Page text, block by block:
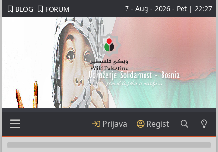
BLOG FORUM 7 - Aug - 2026 - Pet | 22:27
Prijava Regist